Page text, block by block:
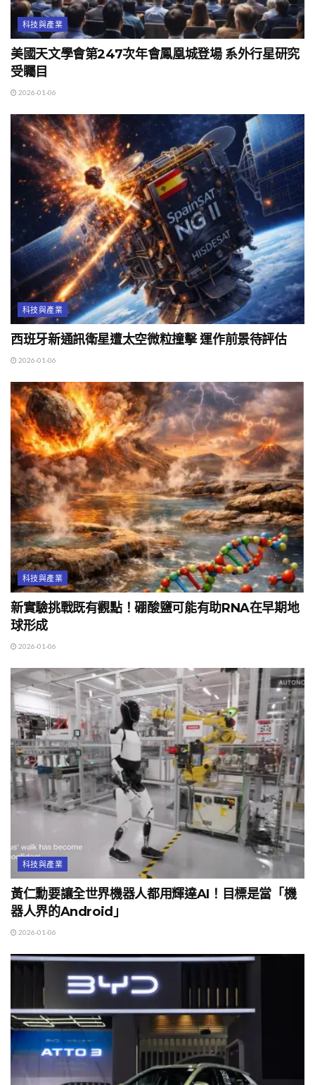
科技與產業
美國天文學會第247次年會鳳凰城登場 系外行星研究
受矚目
2026-01-06
科技與產業
西班牙新通訊衛星遭太空微粒撞擊 運作前景待評估
2026-01-06
科技與產業
新實驗挑戰既有觀點！硼酸鹽可能有助RNA在早期地
球形成
2026-01-06
科技與產業
黃仁勳要讓全世界機器人都用輝達AI！目標是當「機
器人界的Android」
2026-01-06